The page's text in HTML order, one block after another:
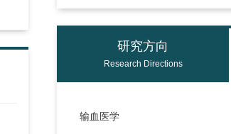
研究方向
Research Directions
输血医学